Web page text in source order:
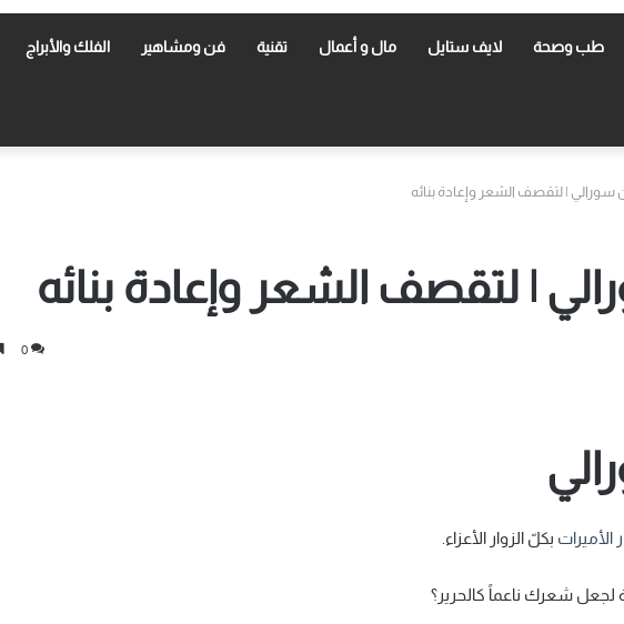
طب وصحة لايف ستايل مال و أعمال تقنية فن ومشاهير الفلك والأبراج
سورالي | لتقصف الشعر وإعادة بنائه
| لتقصف الشعر وإعادة بنائه
0
الأميرات بكلّ الزوار الأعزاء.
شعرك ناعماً كالحرير؟